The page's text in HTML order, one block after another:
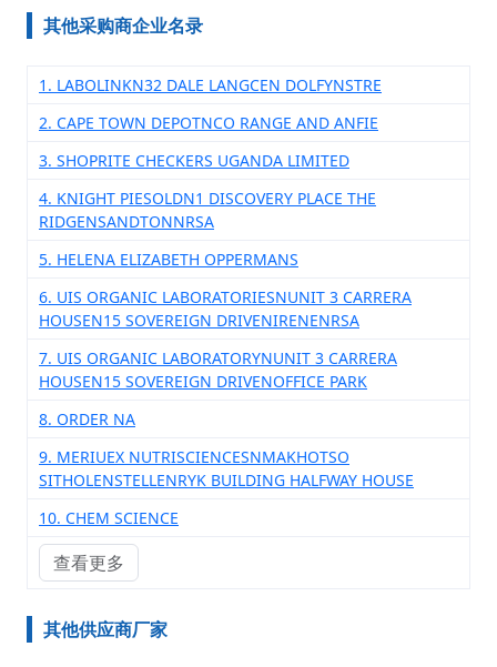
其他采购商企业名录
1. LABOLINKN32 DALE LANGCEN DOLFYNSTRE
2. CAPE TOWN DEPOTNCO RANGE AND ANFIE
3. SHOPRITE CHECKERS UGANDA LIMITED
4. KNIGHT PIESOLDN1 DISCOVERY PLACE THE
RIDGENSANDTONNRSA
5. HELENA ELIZABETH OPPERMANS
6. UIS ORGANIC LABORATORIESNUNIT 3 CARRERA
HOUSEN15 SOVEREIGN DRIVENIRENENRSA
7. UIS ORGANIC LABORATORYNUNIT 3 CARRERA
HOUSEN15 SOVEREIGN DRIVENOFFICE PARK
8. ORDER NA
9. MERIUEX NUTRISCIENCESNMAKHOTSO
SITHOLENSTELLENRYK BUILDING HALFWAY HOUSE
10. CHEM SCIENCE
查看更多
其他供应商厂家